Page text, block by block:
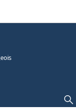
AFFICHER / MASQUER LA RECHERCHE